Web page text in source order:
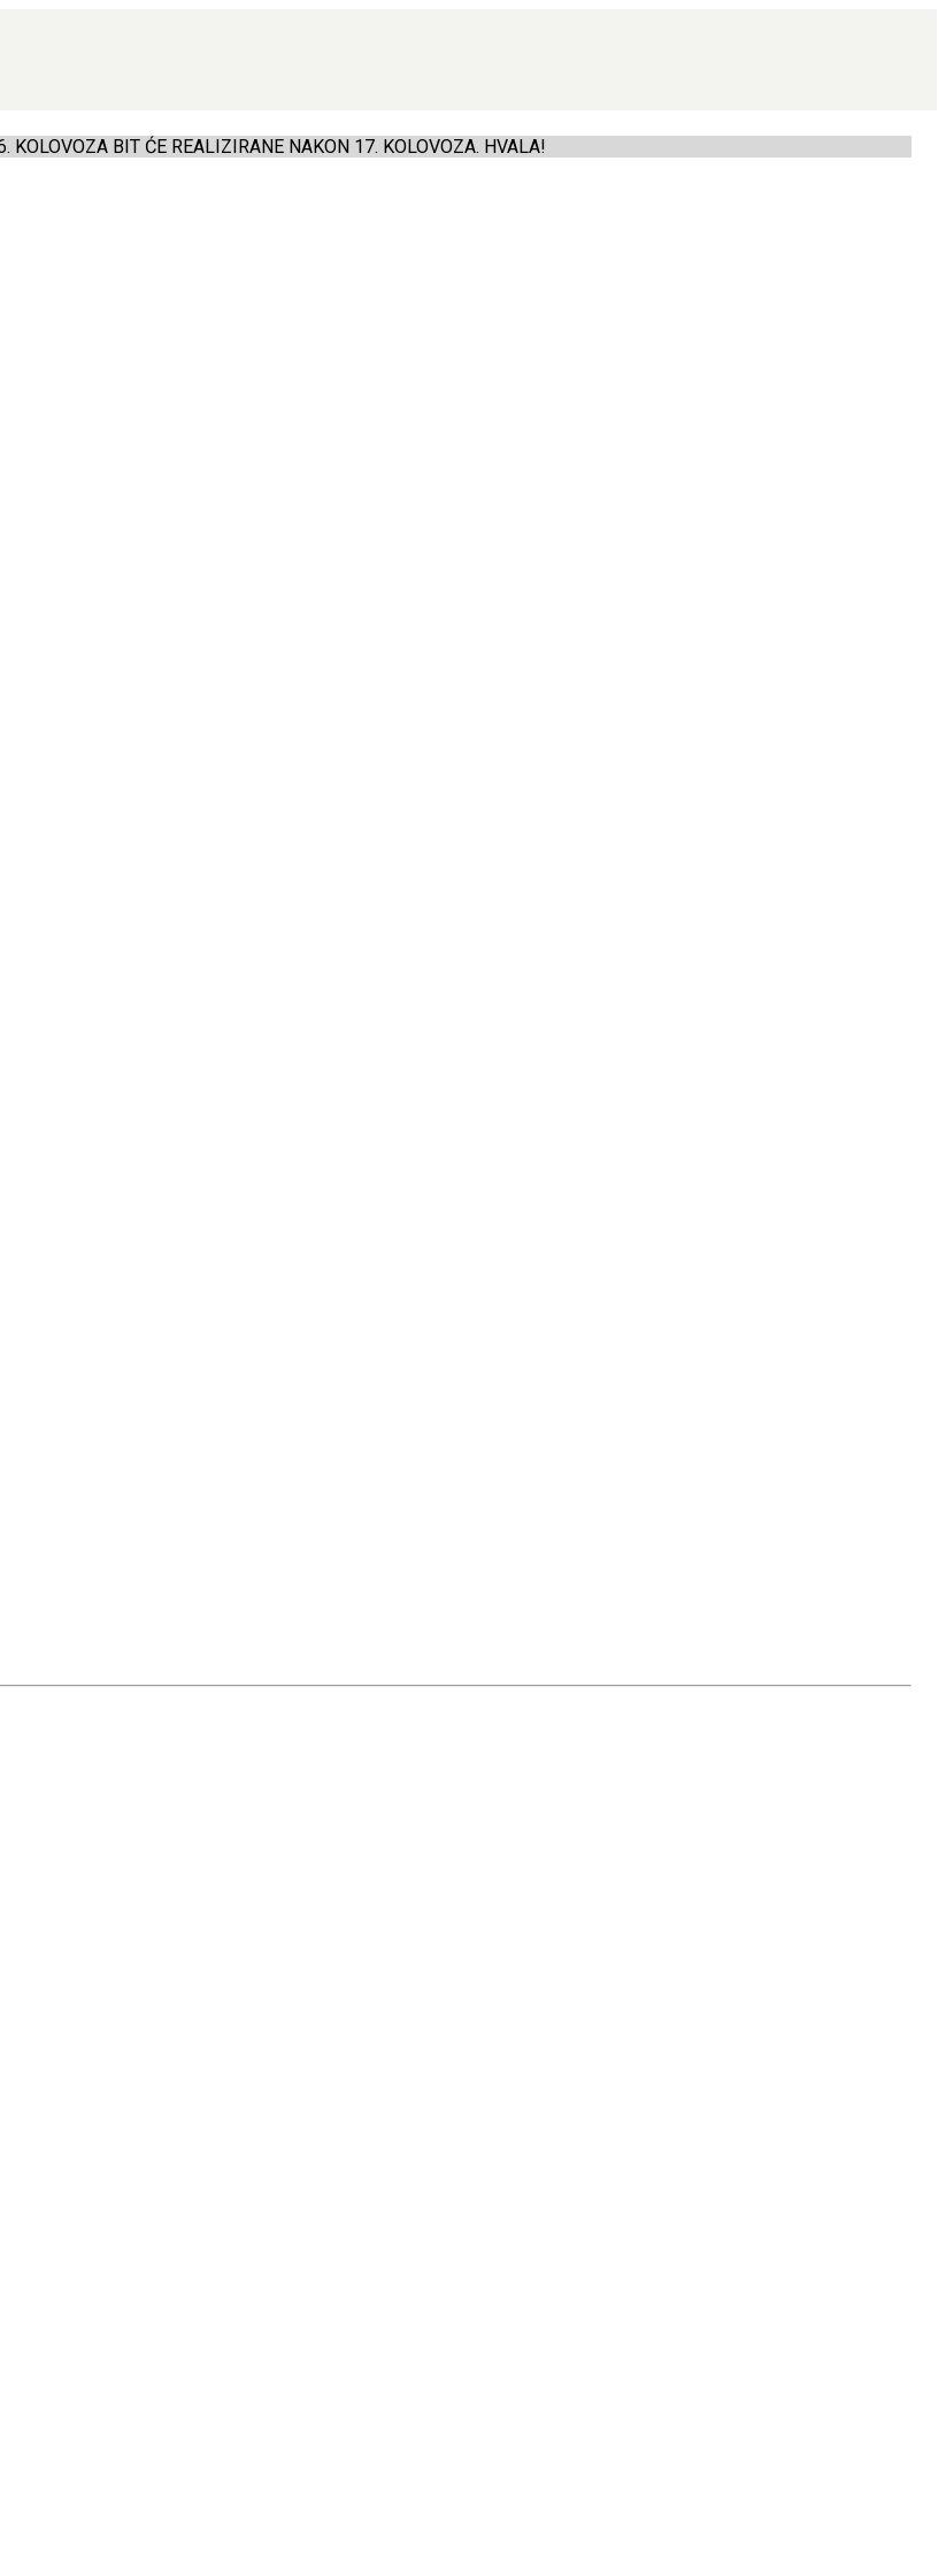
BIT ĆE REALIZIRANE NAKON 17. KOLOVOZA. HVALA!